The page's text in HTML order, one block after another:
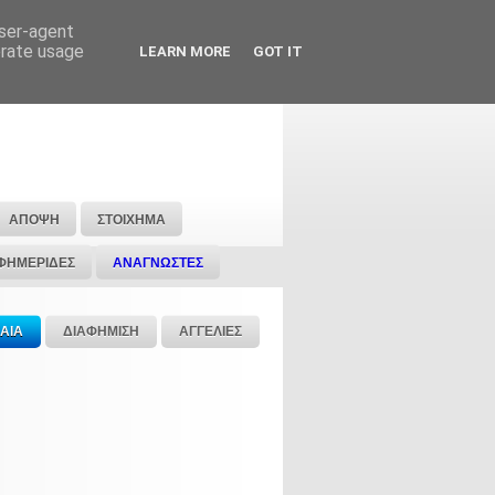
ΑΠΟΨΗ ΣΤΟΙΧΗΜΑ
ΑΝΑΓΝΩΣΤΕΣ
ΔΙΑΦΗΜΙΣΗ ΑΓΓΕΛΙΕΣ
agent
usage
LEARN MORE GOT IT